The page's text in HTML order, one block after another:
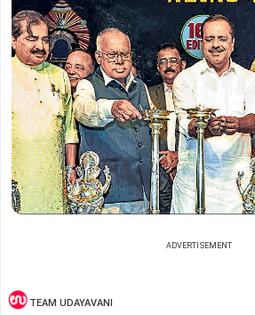
ADVERTISEMENT
TEAM UDAYAVANI